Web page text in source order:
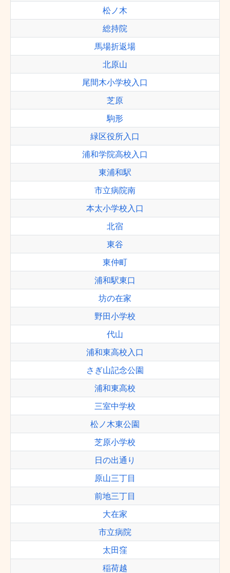
松ノ木
総持院
馬場折返場
北原山
尾間木小学校入口
芝原
駒形
緑区役所入口
浦和学院高校入口
東浦和駅
市立病院南
本太小学校入口
北宿
東谷
東仲町
浦和駅東口
坊の在家
野田小学校
代山
浦和東高校入口
さぎ山記念公園
浦和東高校
三室中学校
松ノ木東公園
芝原小学校
日の出通り
原山三丁目
前地三丁目
大在家
市立病院
太田窪
稲荷越